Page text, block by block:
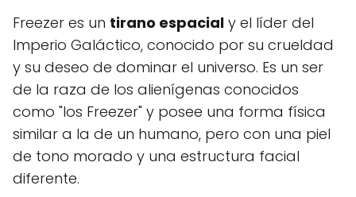
Freezer es un tirano espacial y el líder del
Imperio Galáctico, conocido por su crueldad
y su deseo de dominar el universo. Es un ser
de la raza de los alienígenas conocidos
como "los Freezer" y posee una forma física
similar a la de un humano, pero con una piel
de tono morado y una estructura facial
diferente.